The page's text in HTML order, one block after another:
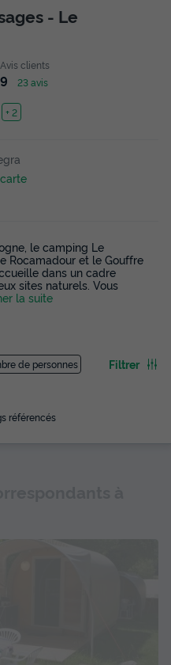
- Le
Avis clients
9 23 avis
+ 2
le camping Le
Rocamadour et le Gouffre
dans un cadre
sites naturels. Vous
la suite
de personnes Filtrer
référencés